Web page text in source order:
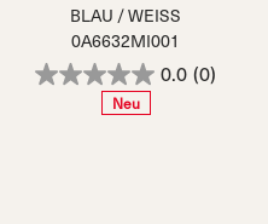
BLAU / WEISS
0A6632MI001
0.0 (0)
Neu